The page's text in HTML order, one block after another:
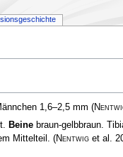
1,6–2,5 mm (
Beinebraun-gelbbraun.
Mittelteil. (Nentwiget al.